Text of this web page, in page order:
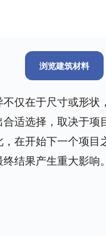
浏览建筑材料
仅在于尺寸或形状
合适选择，取决于
在开始下一个项
结果产生重大影响。